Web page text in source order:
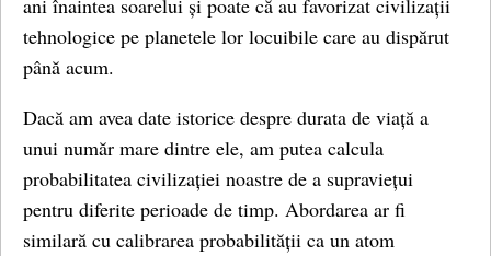
ani înaintea soarelui și poate că au favorizat civilizații
tehnologice pe planetele lor locuibile care au dispărut
până acum.
Dacă am avea date istorice despre durata de viață a
unui număr mare dintre ele, am putea calcula
probabilitatea civilizației noastre de a supraviețui
pentru diferite perioade de timp. Abordarea ar fi
similară cu calibrarea probabilității ca un atom